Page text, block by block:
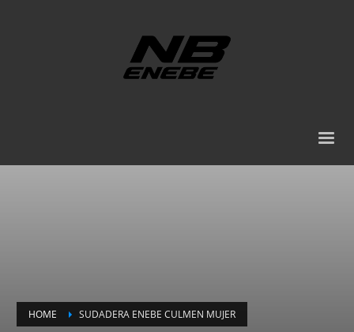
HOME SUDADERA ENEBE CULMEN MUJER